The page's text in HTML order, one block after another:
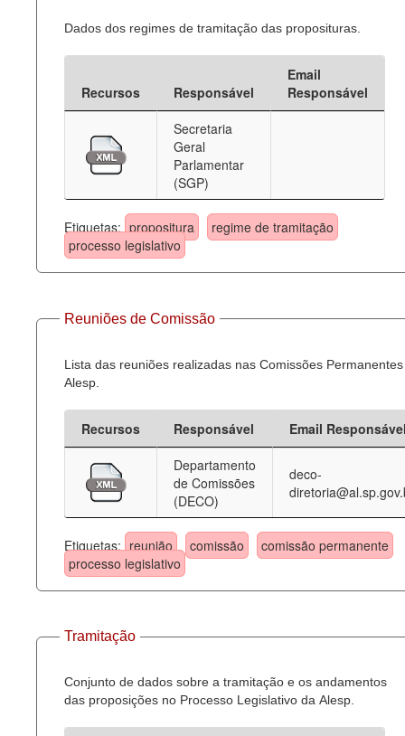
Dados dos regimes de tramitação das proposituras.
Recursos Responsável
Email
Responsável
Secretaria
Geral
Parlamentar
(SGP)
Etiquetas: propositura
regime de tramitação
processo legislativo
Reuniões de Comissão
Lista das reuniões realizadas nas Comissões
Alesp.
Recursos Responsável
Email
Departamento
de Comissões
(DECO)
deco-
Etiquetas: reunião comissão
comissão permanente
processo legislativo
Tramitação
Conjunto de dados sobre a tramitação e os andamentos
das proposições no Processo Legislativo da Alesp.